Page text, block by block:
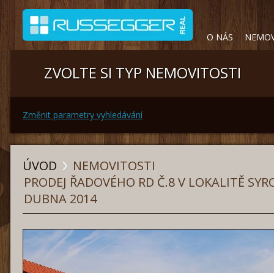
O NÁS
ZVOLTE SI TYP NEMOVITOSTI
Změnit parametry vyhledávání
ÚVOD
NEMOVITOSTI
PRODEJ ŘADOVÉHO RD Č.8 V LOKALITĚ
DUBNA 2014